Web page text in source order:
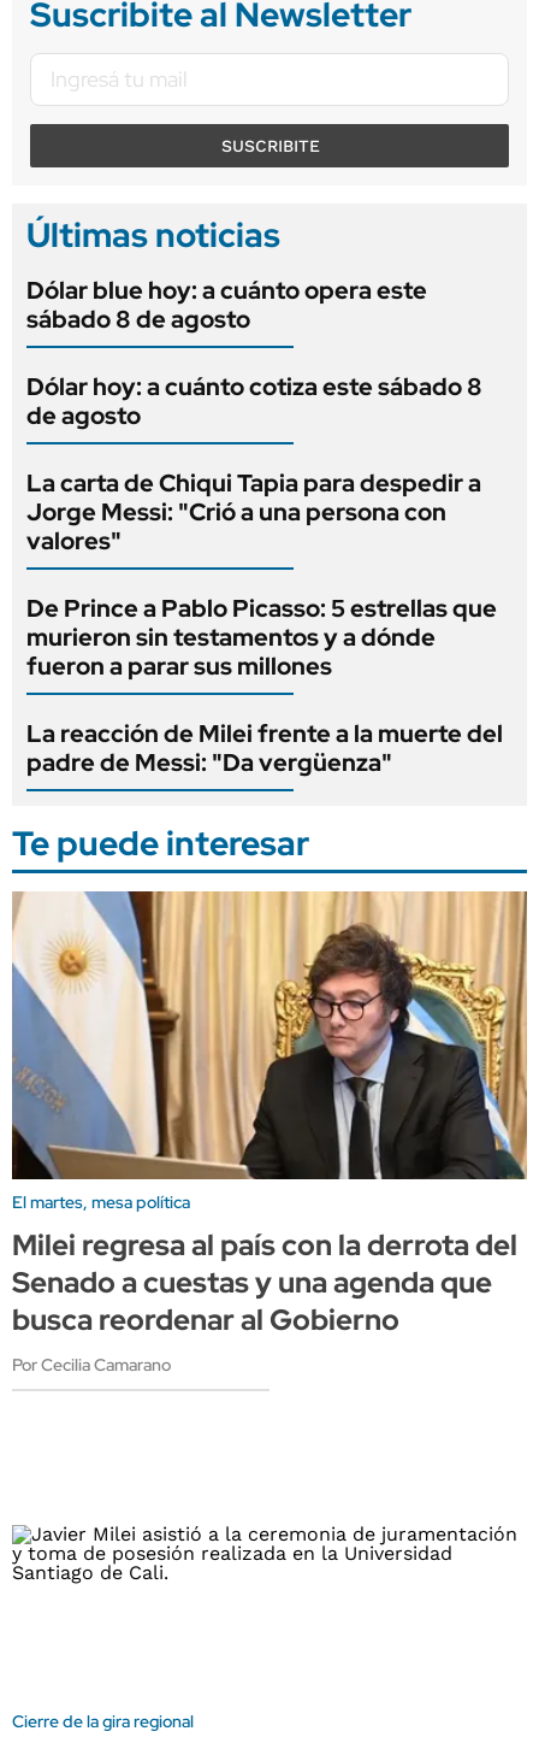
Suscribite al Newsletter
SUSCRIBITE
Últimas noticias
Dólar blue hoy: a cuánto opera este
sábado 8 de agosto
Dólar hoy: a cuánto cotiza este sábado 8
de agosto
La carta de Chiqui Tapia para despedir a
Jorge Messi: "Crió a una persona con
valores"
De Prince a Pablo Picasso: 5 estrellas que
murieron sin testamentos y a dónde
fueron a parar sus millones
La reacción de Milei frente a la muerte del
padre de Messi: "Da vergüenza"
Te puede interesar
El martes, mesa política
Milei regresa al país con la derrota del
Senado a cuestas y una agenda que
busca reordenar al Gobierno
Por Cecilia Camarano
Cierre de la gira regional